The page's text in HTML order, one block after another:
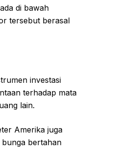
di bawah
tersebut berasal
investasi
terhadap mata
lain.
Amerika juga
bertahan